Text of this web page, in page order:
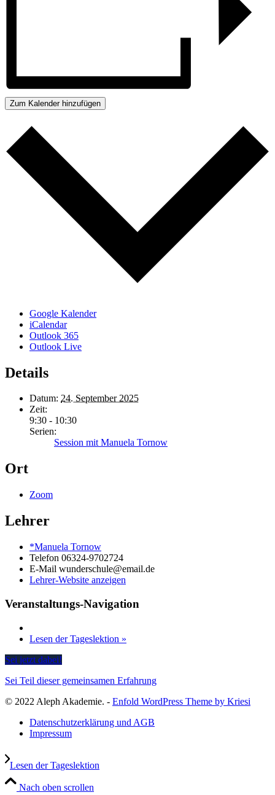
Zum Kalender hinzufügen
Google Kalender
iCalendar
Outlook 365
Outlook Live
Details
Datum: 24. September 2025
Zeit:
9:30 - 10:30
Serien:
Session mit Manuela Tornow
Ort
Zoom
Lehrer
*Manuela Tornow
Telefon 06324-9702724
E-Mail wunderschule@email.de
Lehrer-Website anzeigen
Veranstaltungs-Navigation
Lesen der Tageslektion »
Sei jetzt dabei!
Sei Teil dieser gemeinsamen Erfahrung
© 2022 Aleph Akademie. - Enfold WordPress Theme by Kriesi
Datenschutzerklärung und AGB
Impressum
Lesen der Tageslektion
Nach oben scrollen